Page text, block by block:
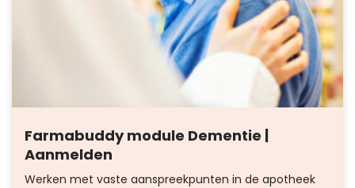
Farmabuddy module Dementie |
Aanmelden
Werken met vaste aanspreekpunten in de apotheek